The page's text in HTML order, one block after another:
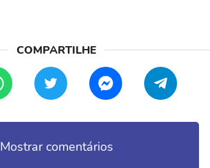
Mostrar comentários